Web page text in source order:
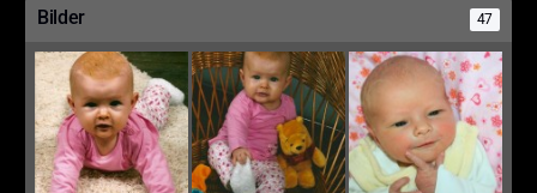
Bilder 47